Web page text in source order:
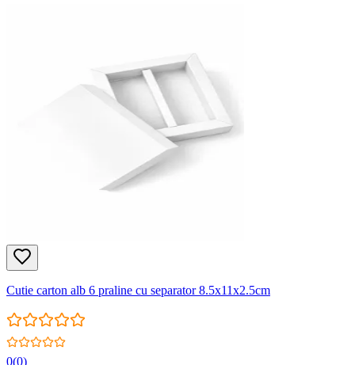
Cutie carton alb 6 praline cu separator 8.5x11x2.5cm
0(0)